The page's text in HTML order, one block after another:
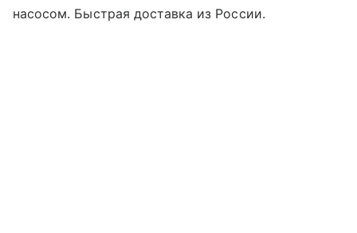
насосом. Быстрая доставка из России.